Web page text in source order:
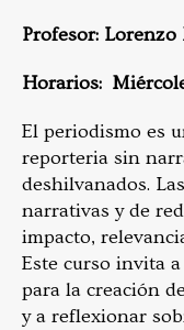
Profesor: Lorenzo
Horarios:
El periodismo es
reporteria sin
deshilvanados.
narrativas y de
impacto,
Este curso invita
para la creación
y a reflexionar